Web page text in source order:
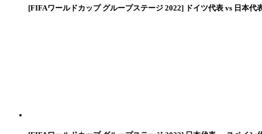
[FIFAワールドカップ グループステージ 2022] ドイツ代表 vs 日本代